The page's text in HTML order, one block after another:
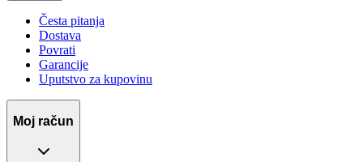
Česta pitanja
Dostava
Povrati
Garancije
Uputstvo za kupovinu
Moj račun